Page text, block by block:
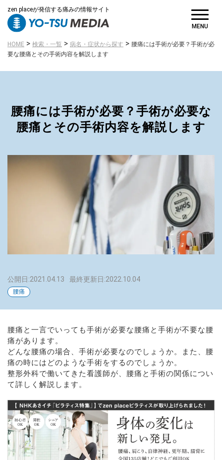
zen placeが発信する痛みの情報サイト
MENU
HOME > 検索・一覧 > 病名・症状から探す > 腰痛には手術が必要？手術が必
要な腰痛とその手術内容を解説します
腰痛には手術が必要？手術が必要な
腰痛とその手術内容を解説します
公開日:2021.04.13 最終更新日:2022.10.04
腰痛
腰痛と一言でいっても手術が必要な腰痛と手術が不要な腰
痛があります。
どんな腰痛の場合、手術が必要なのでしょうか。また、腰
痛の時にはどのような手術をするのでしょうか。
整形外科で働いてきた看護師が、腰痛と手術の関係につい
て詳しく解説します。